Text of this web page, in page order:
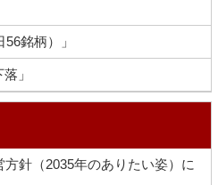
銘柄）」
」
針（2035年のありたい姿）に